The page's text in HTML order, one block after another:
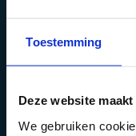
Toestemming
Deze website
We gebruiken